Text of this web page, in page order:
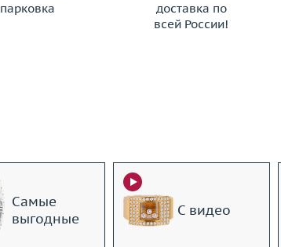
парковка
доставка по
всей России!
Самые
выгодные
С видео